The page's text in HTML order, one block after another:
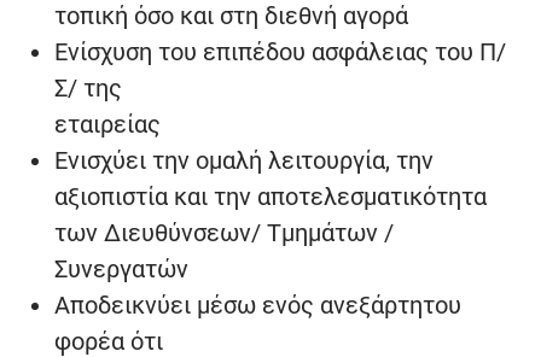
τοπική όσο και στη διεθνή αγορά
Ενίσχυση του επιπέδου ασφάλειας του Π/
Σ/ της
εταιρείας
Ενισχύει την ομαλή λειτουργία, την
αξιοπιστία και την αποτελεσματικότητα
των Διευθύνσεων/ Τμημάτων /
Συνεργατών
Αποδεικνύει μέσω ενός ανεξάρτητου
φορέα ότι